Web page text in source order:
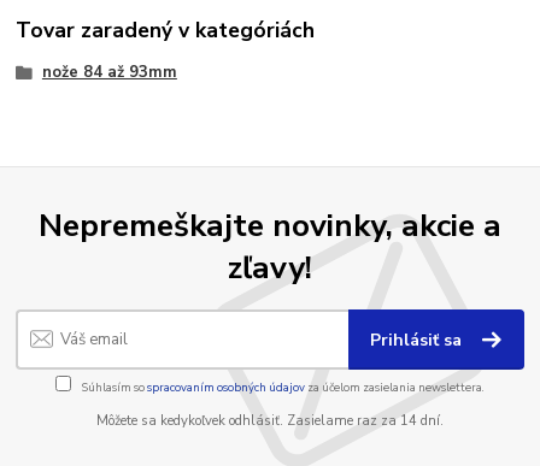
Tovar zaradený v kategóriách
nože 84 až 93mm
Nepremeškajte novinky, akcie a
zľavy!
Prihlásiť sa
Súhlasím sospracovaním osobných údajov za účelom zasielania newslettera.
Môžete sa kedykoľvek odhlásiť. Zasielame raz za 14 dní.